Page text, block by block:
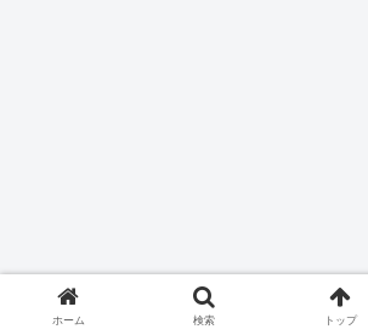
ホーム 検索 トップ